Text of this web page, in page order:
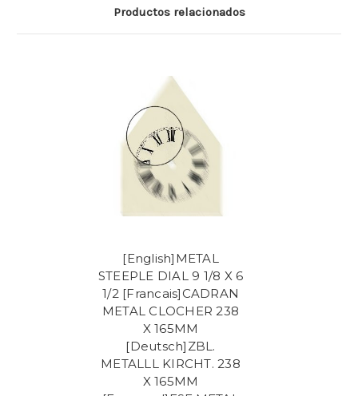
Productos relacionados
[English]METAL
STEEPLE DIAL 9 1/8 X 6
1/2 [Francais]CADRAN
METAL CLOCHER 238
X 165MM
[Deutsch]ZBL.
METALLL KIRCHT. 238
X 165MM